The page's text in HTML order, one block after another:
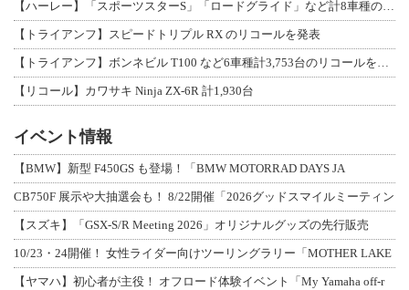
【ハーレー】「スポーツスターS」「ロードグライド」など計8車種のリコールを発表
【トライアンフ】スピードトリプル RX のリコールを発表
【トライアンフ】ボンネビル T100 など6車種計3,753台のリコールを発表
【リコール】カワサキ Ninja ZX-6R 計1,930台
イベント情報
【BMW】新型 F450GS も登場！「BMW MOTORRAD DAYS JA
CB750F 展示や大抽選会も！ 8/22開催「2026グッドスマイルミーティン
【スズキ】「GSX-S/R Meeting 2026」オリジナルグッズの先行販売
10/23・24開催！ 女性ライダー向けツーリングラリー「MOTHER LAKE
【ヤマハ】初心者が主役！ オフロード体験イベント「My Yamaha off-r